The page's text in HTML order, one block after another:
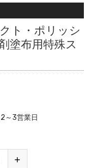
ト・ポリッシ
塗布用特殊ス
～3営業日